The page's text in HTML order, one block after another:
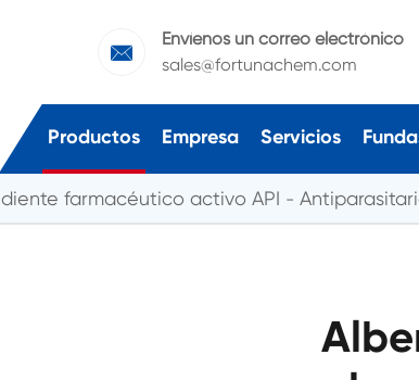

Envíenos un correo electrónico
sales@fortunachem.com
Productos Empresa Servicios
farmacéutico activo API